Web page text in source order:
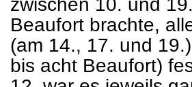
zwischen 10. und
Beaufort brachte,
(am 14., 17. und
bis acht Beaufort)